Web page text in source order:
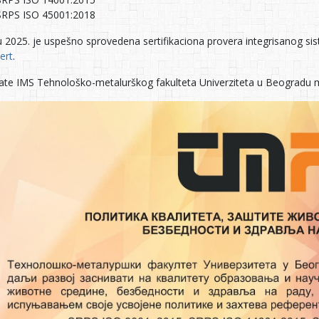
ISO 45001:2018
2025. je uspešno sprovedena sertifikaciona provera integrisanog
.
IMS Tehnološko-metalurškog fakulteta Univerziteta u Beogradu